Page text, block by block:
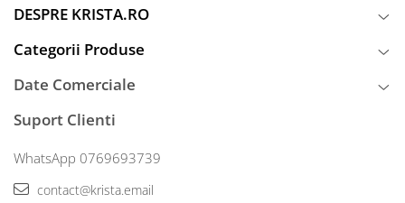
DESPRE KRISTA.RO
Categorii Produse
Date Comerciale
Suport Clienti
WhatsApp 0769693739
contact@krista.email